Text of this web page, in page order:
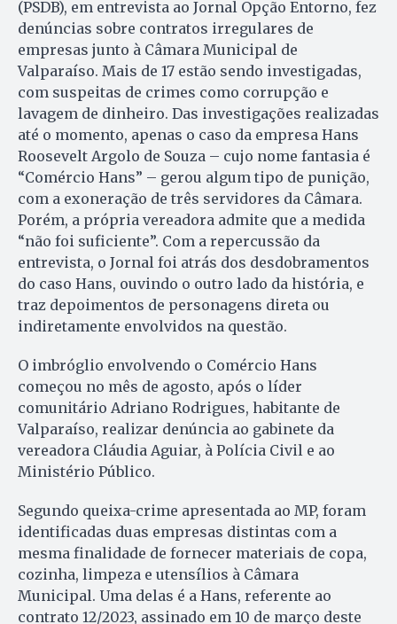
(PSDB), em entrevista ao Jornal Opção Entorno, fez
denúncias sobre contratos irregulares de
empresas junto à Câmara Municipal de
Valparaíso. Mais de 17 estão sendo investigadas,
com suspeitas de crimes como corrupção e
lavagem de dinheiro. Das investigações realizadas
até o momento, apenas o caso da empresa Hans
Roosevelt Argolo de Souza – cujo nome fantasia é
“Comércio Hans” – gerou algum tipo de punição,
com a exoneração de três servidores da Câmara.
Porém, a própria vereadora admite que a medida
“não foi suficiente”. Com a repercussão da
entrevista, o Jornal foi atrás dos desdobramentos
do caso Hans, ouvindo o outro lado da história, e
traz depoimentos de personagens direta ou
indiretamente envolvidos na questão.
O imbróglio envolvendo o Comércio Hans
começou no mês de agosto, após o líder
comunitário Adriano Rodrigues, habitante de
Valparaíso, realizar denúncia ao gabinete da
vereadora Cláudia Aguiar, à Polícia Civil e ao
Ministério Público.
Segundo queixa-crime apresentada ao MP, foram
identificadas duas empresas distintas com a
mesma finalidade de fornecer materiais de copa,
cozinha, limpeza e utensílios à Câmara
Municipal. Uma delas é a Hans, referente ao
contrato 12/2023, assinado em 10 de março deste